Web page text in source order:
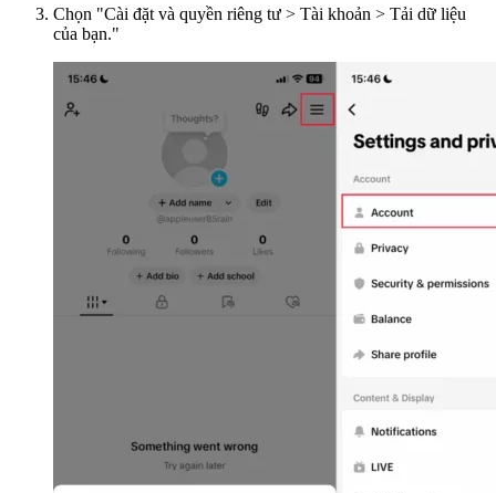
Chọn "Cài đặt và quyền riêng tư > Tài khoản > Tải dữ liệu
của bạn."